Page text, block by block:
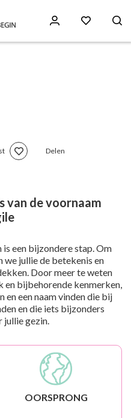
Delen
van de voornaam
een bijzondere stap. Om
we jullie de betekenis en
Door meer te weten
en bijbehorende kenmerken,
en een naam vinden die bij
en die iets bijzonders
jullie gezin.
OORSPRONG